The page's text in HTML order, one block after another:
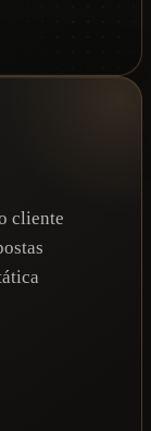
cliente